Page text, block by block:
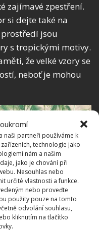
naši partneři používáme k
technologie jako
nám a našim
jako je chování při
Nesouhlas nebo
určité vlastnosti a funkce.
nebo proveďte
použity pouze na tomto
odvolání souhlasu,
kliknutím na tlačítko
zajímavé zpestření.
si dejte také na
prostředí jsou
s tropickými motivy.
že velké vzory se
neboť je mohou